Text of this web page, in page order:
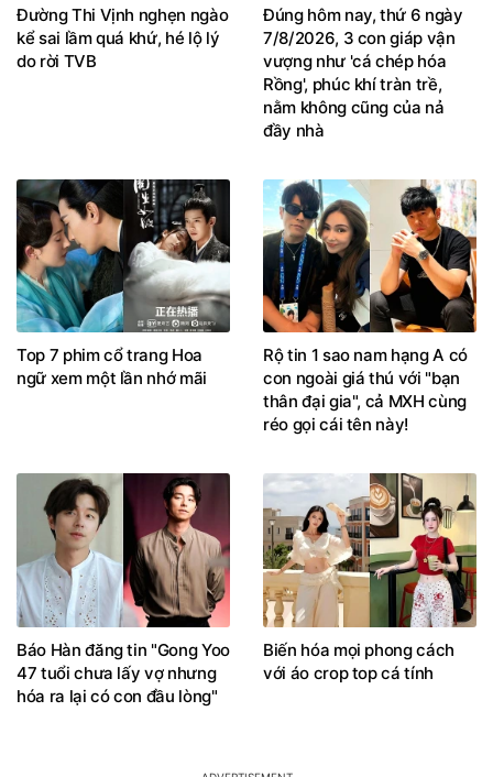
Đường Thi Vịnh nghẹn ngào
kể sai lầm quá khứ, hé lộ lý
do rời TVB
Đúng hôm nay, thứ 6 ngày
7/8/2026, 3 con giáp vận
vượng như 'cá chép hóa
Rồng', phúc khí tràn trề,
nằm không cũng của nả
đầy nhà
Top 7 phim cổ trang Hoa
ngữ xem một lần nhớ mãi
Rộ tin 1 sao nam hạng A có
con ngoài giá thú với "bạn
thân đại gia", cả MXH cùng
réo gọi cái tên này!
Báo Hàn đăng tin "Gong Yoo
47 tuổi chưa lấy vợ nhưng
hóa ra lại có con đầu lòng"
Biến hóa mọi phong cách
với áo crop top cá tính